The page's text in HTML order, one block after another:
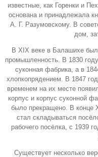
известные, как Горенки и
основана и принадлежала
А. Г. Разумовскому. В
дом,
В XIX веке в Балашихе
промышленность. В 1830
суконная фабрика, а в
хлопкопрядением. В 1847
временем на их месте
корпус и корпус суконной
было прекращено. В конце
стал складываться
рабочего посёлка, с 1939
Существует несколько